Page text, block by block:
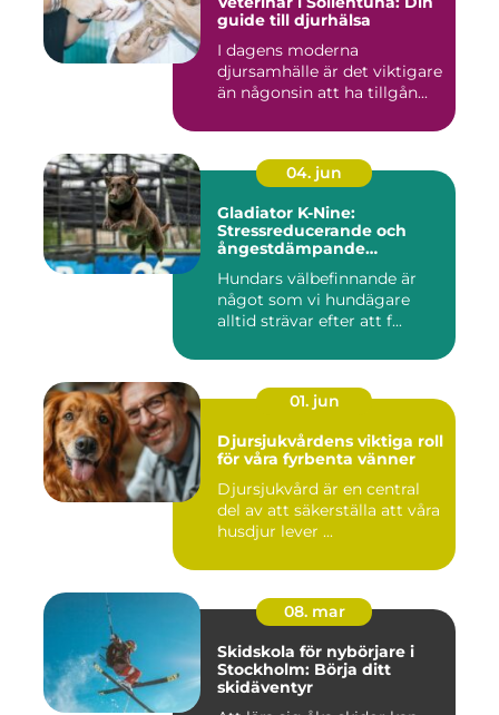
guide till djurhälsa
I dagens moderna
djursamhälle är det viktigare
än någonsin att ha tillgån...
04. jun
Gladiator K-Nine:
Stressreducerande och
ångestdämpande
Hundars välbefinnande är
något som vi hundägare
alltid strävar efter att f...
01. jun
Djursjukvårdens viktiga roll
för våra fyrbenta vänner
Djursjukvård är en central
del av att säkerställa att våra
husdjur lever ...
08. mar
Skidskola för nybörjare i
Stockholm: Börja ditt
skidäventyr